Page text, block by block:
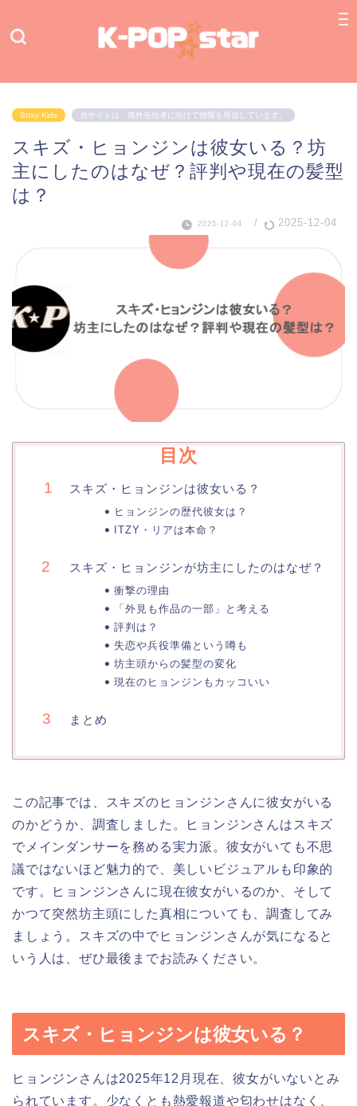
Stray Kids 当サイトは、海外在住者に向けて情報を発信しています。
スキズ・ヒョンジンは彼女いる？坊
主にしたのはなぜ？評判や現在の髪型
は？
2025-12-04 / 2025-12-04
目次
スキズ・ヒョンジンは彼女いる？
ヒョンジンの歴代彼女は？
ITZY・リアは本命？
スキズ・ヒョンジンが坊主にしたのはなぜ？
衝撃の理由
「外見も作品の一部」と考える
評判は？
失恋や兵役準備という噂も
坊主頭からの髪型の変化
現在のヒョンジンもカッコいい
まとめ
この記事では、スキズのヒョンジンさんに彼女がいる
のかどうか、調査しました。ヒョンジンさんはスキズ
でメインダンサーを務める実力派。彼女がいても不思
議ではないほど魅力的で、美しいビジュアルも印象的
です。ヒョンジンさんに現在彼女がいるのか、そして
かつて突然坊主頭にした真相についても、調査してみ
ましょう。スキズの中でヒョンジンさんが気になると
いう人は、ぜひ最後までお読みください。
スキズ・ヒョンジンは彼女いる？
ヒョンジンさんは2025年12月現在、彼女がいないとみ
られています。少なくとも熱愛報道や匂わせはなく、